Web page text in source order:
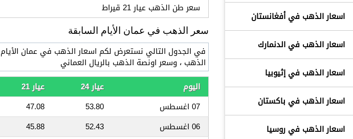
اسعار الذهب في أفغانستان
اسعار الذهب في الدنمارك
اسعار الذهب في إثيوبيا
اسعار الذهب في باكستان
اسعار الذهب في روسيا
سعر طن الذهب عيار 21 قيراط
سعر الذهب في عمان الأيام السابقة
الذهب ، وسعر اونصة الذهب بالريال العماني
اليوم
عيار 24 عيار 21
07 اغسطس
53.80
47.08
06 اغسطس
52.43
45.88